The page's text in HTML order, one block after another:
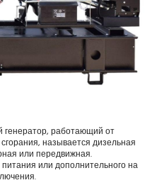
генератор, работающий от
называется дизельная
или передвижная.
или дополнительного на